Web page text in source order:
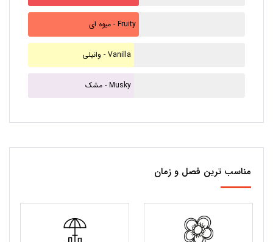
میوه ای - Fruity
وانیلی - Vanilla
مشک - Musky
مناسب ترین فصل و زمان